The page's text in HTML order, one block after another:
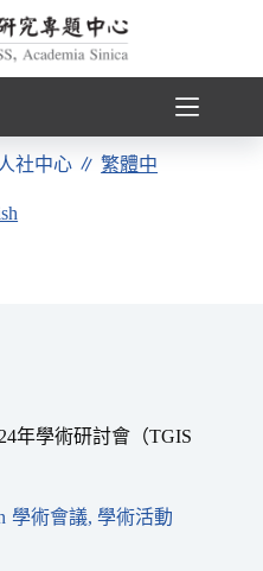
人社中心 ∥繁體中
年學術研討會（TGIS
學術會議, 學術活動